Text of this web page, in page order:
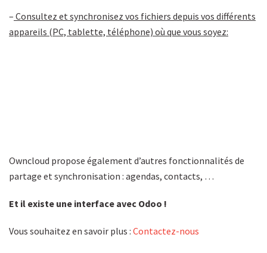
– Consultez et synchronisez vos fichiers depuis vos différents
appareils (PC, tablette, téléphone) où que vous soyez:
Owncloud propose également d’autres fonctionnalités de
partage et synchronisation : agendas, contacts, …
Et il existe une interface avec Odoo !
Vous souhaitez en savoir plus : Contactez-nous